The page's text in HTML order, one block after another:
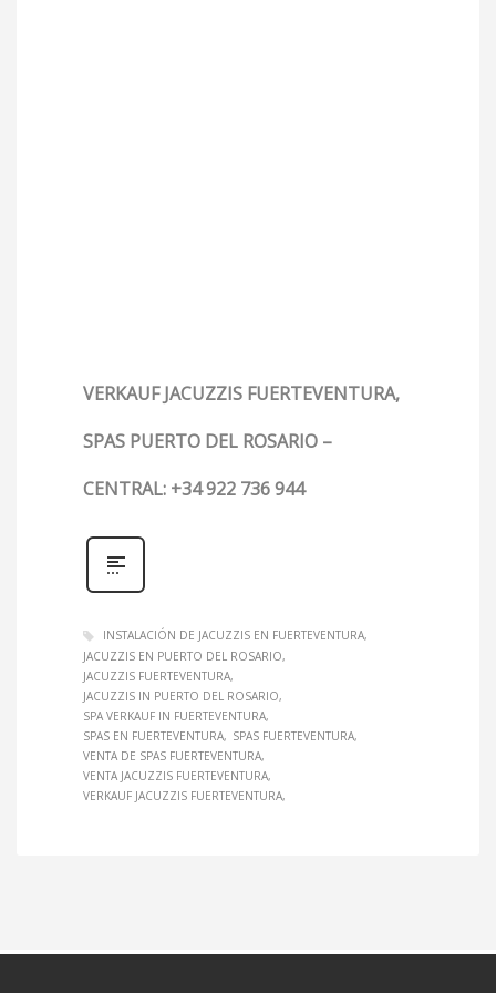
VERKAUF JACUZZIS FUERTEVENTURA,
SPAS PUERTO DEL ROSARIO –
CENTRAL: +34 922 736 944
INSTALACIÓN DE JACUZZIS EN FUERTEVENTURA
JACUZZIS EN PUERTO DEL ROSARIO
JACUZZIS FUERTEVENTURA
JACUZZIS IN PUERTO DEL ROSARIO
SPA VERKAUF IN FUERTEVENTURA
SPAS EN FUERTEVENTURA
SPAS FUERTEVENTURA
VENTA DE SPAS FUERTEVENTURA
VENTA JACUZZIS FUERTEVENTURA
VERKAUF JACUZZIS FUERTEVENTURA